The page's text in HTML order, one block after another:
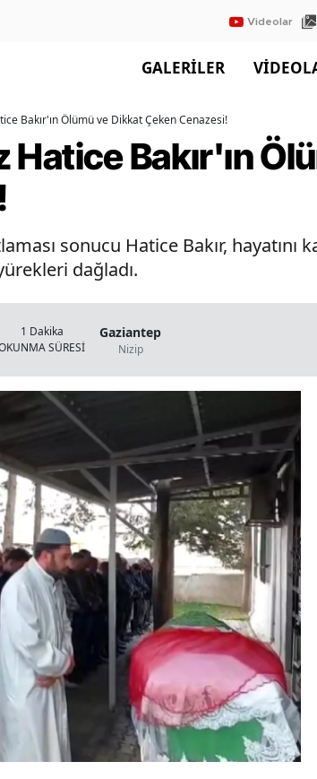
Videolar
GALERİLER
Bakır'ın Ölümü ve Dikkat Çeken Cenazesi!
Hatice Bakır'ın
sonucu Hatice Bakır, hayatını
dağladı.
1 Dakika
SÜRESİ
Gaziantep
Nizip